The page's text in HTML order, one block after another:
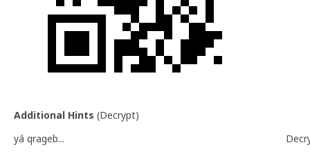
Additional Hints (Decrypt)
yá qrageb...